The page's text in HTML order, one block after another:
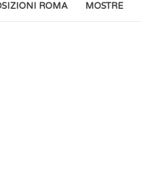
ROMA MOSTRE